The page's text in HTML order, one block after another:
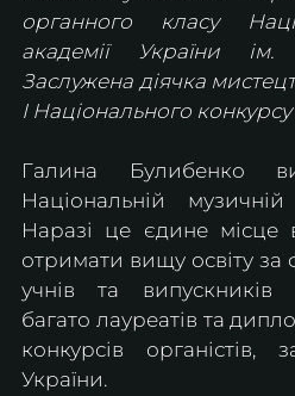
органного класу
академії України ім.
Заслужена діячка
І Національного конкурсу
Галина Булибенко
Національній
Наразі це єдине місце
отримати вищу освіту за
учнів та
багато лауреатів та
конкурсів органістів,
України.